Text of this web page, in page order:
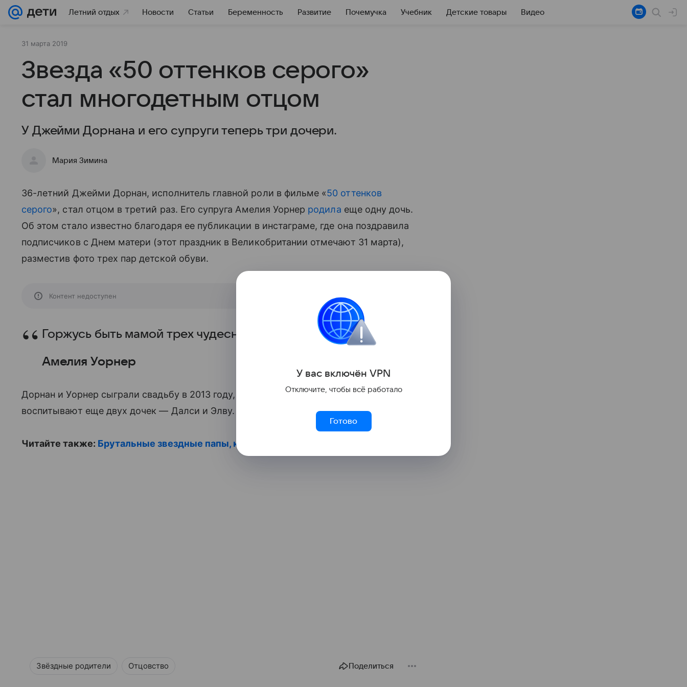
Летний отдых Новости Статьи Беременность Развитие Почемучка Учебник Детские товары Видео
31 марта 2019
Звезда «50 оттенков серого»
стал многодетным отцом
У Джейми Дорнана и его супруги теперь три дочери.
Мария Зимина
36-летний Джейми Дорнан, исполнитель главной роли в фильме «50 оттенков
серого», стал отцом в третий раз. Его супруга Амелия Уорнер родила еще одну дочь.
Об этом стало известно благодаря ее публикации в инстаграме, где она поздравила
подписчиков с Днем матери (этот праздник в Великобритании отмечают 31 марта),
разместив фото трех пар детской обуви.
Контент недоступен
Горжусь быть мамой трех чудесных девочек!
Амелия Уорнер
Дорнан и Уорнер сыграли свадьбу в 2013 году, кроме новорожденной они
воспитывают еще двух дочек — Далси и Элву.
Читайте также: Брутальные звездные папы, которые души не чают в своих дочках
Звёздные родители Отцовство Поделиться
У вас включён VPN
Отключите, чтобы всё работало
Готово